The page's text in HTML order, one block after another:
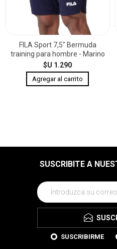
FILA Sport 7,5" Bermuda
training para hombre - Marino
$U 1.290
SUSCRIBITE A
SUSCRIBIRME